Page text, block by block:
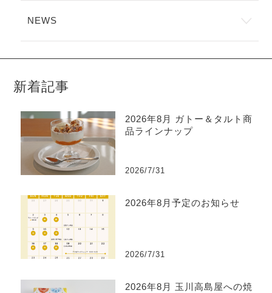
NEWS
新着記事
2026年8月 ガトー＆タルト商
品ラインナップ
2026/7/31
2026年8月予定のお知らせ
2026/7/31
2026年8月 玉川高島屋への焼